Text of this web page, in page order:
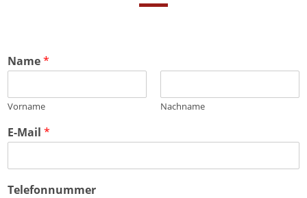
Name*
Vorname Nachname
E-Mail *
Telefonnummer